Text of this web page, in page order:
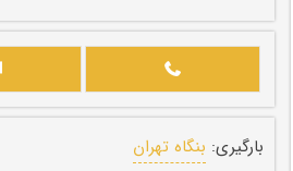
بارگیری: بنگاه تهران